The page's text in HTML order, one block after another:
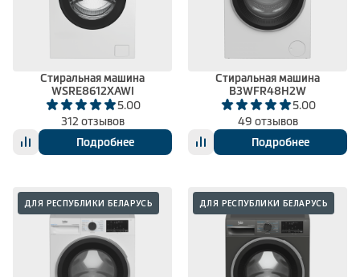
Климатическая техника
Сравнить
Стиральная машина
WSRE8612XAWI
5.00
312 отзывов
Подробнее
Стиральная машина
B3WFR48H2W
5.00
49 отзывов
Подробнее
ДЛЯ РЕСПУБЛИКИ БЕЛАРУСЬ ДЛЯ РЕСПУБЛИКИ БЕЛАРУСЬ